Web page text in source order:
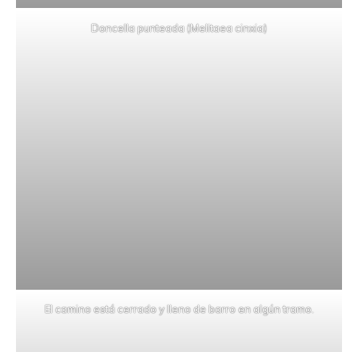
Doncella punteada (Melitaea cinxia)
El camino está cerrado y lleno de barro en algún tramo.